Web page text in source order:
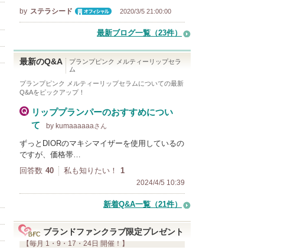
by ステラシード
2020/3/5 21:00:00
最新ブログ一覧（23件）
最新のQ&A
プランプピンク メルティーリップセラ
ム
プランプピンク メルティーリップセラムについての最新
Q&Aをピックアップ！
リッププランパーのおすすめについ
て
by kumaaaaaaさん
ずっとDIORのマキシマイザーを使用しているの
ですが、価格帯…
回答数 40 私も知りたい！ 1
2024/4/5 10:39
新着Q&A一覧（21件）
ブランドファンクラブ限定プレゼント
【毎月 1・9・17・24日 開催！】